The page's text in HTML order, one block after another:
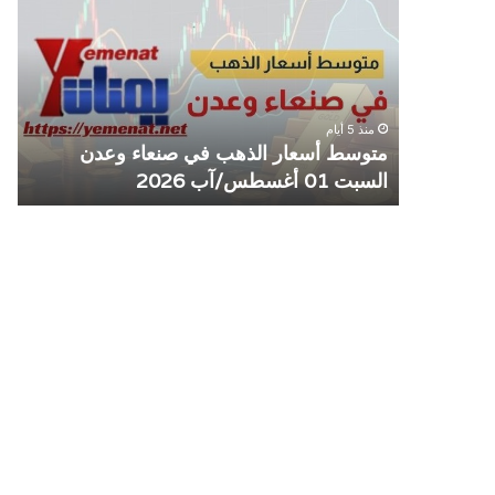
الذهب
في
صنعاء
وعدن
السبت
01
أغسطس/
2026
منذ 5 أيام
متوسط أسعار الذهب في صنعاء وعدن
السبت 01 أغسطس/آب 2026